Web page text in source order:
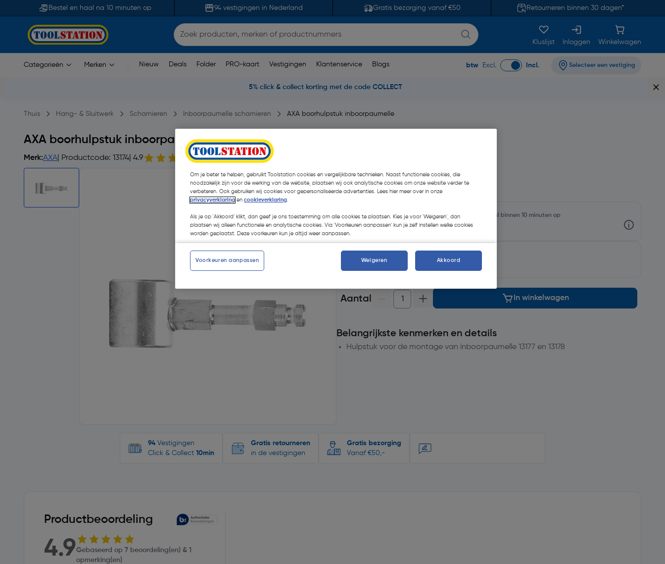
Bestel en haal na 10 minuten op 94 vestigingen in Nederland Gratis bezorging vanaf €50 Retourneren binnen 30 dagen*
Kluslijst Inloggen Winkelwagen
Categorieën Merken Nieuw Deals Folder PRO-kaart Vestigingen Klantenservice Blogs btw Excl. Incl. Selecteer een vestiging
5% click & collect korting met de code COLLECT
Thuis Hang- & Sluitwerk Scharnieren Inboorpaumelle scharnieren AXA boorhulpstuk inboorpaumelle
AXA boorhulpstuk inboorpaumelle 14mm
Merk:AXA | Productcode: 13174 | 4.9 7 opmerking(en)| Stuk
€ 26,05 | Excl. btw € 21,53
Selecteer winkel - Bekijk voorraadniveaus en haal binnen 10 minuten op
Selecteer vestiging
Aantal In winkelwagen
Belangrijkste kenmerken en details
Hulpstuk voor de montage van inboorpaumelle 13177 en 13178
94 Vestigingen
Click & Collect 10min
Gratis retourneren
in de vestigingen
Gratis bezorging
Vanaf €50,-
Productbeoordeling
4.9Gebaseerd op 7 beoordeling(en) & 1
opmerking(en)
Om je beter te helpen, gebruikt Toolstation cookies en vergelijkbare technieken. Naast functionele cookies, die
noodzakelijk zijn voor de werking van de website, plaatsen wij ook analytische cookies om onze website verder te
verbeteren. Ook gebruiken wij cookies voor gepersonaliseerde advertenties. Lees hier meer over in onze
privacyverklaring en cookieverklaring.
Als je op 'Akkoord' klikt, dan geef je ons toestemming om alle cookies te plaatsen. Kies je voor 'Weigeren', dan
plaatsen wij alleen functionele en analytische cookies. Via 'Voorkeuren aanpassen' kun je zelf instellen welke cookies
worden geplaatst. Deze voorkeuren kun je altijd weer aanpassen.
Voorkeuren aanpassen Weigeren Akkoord